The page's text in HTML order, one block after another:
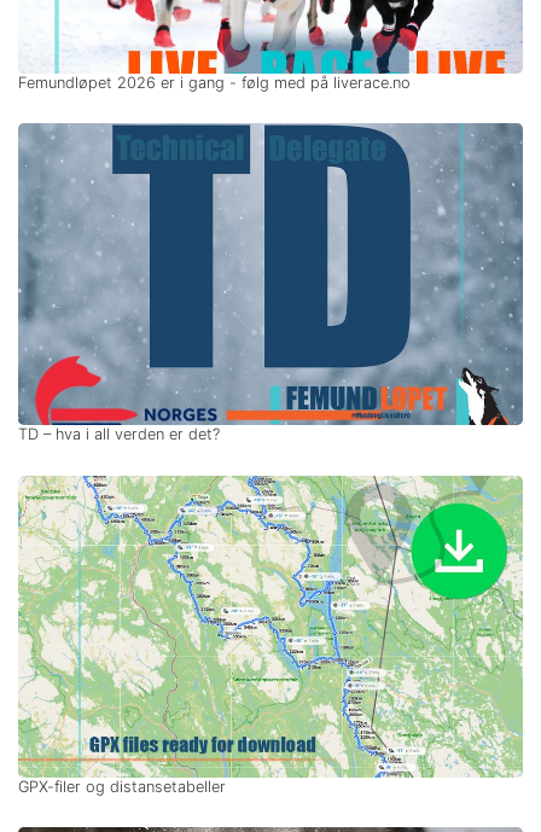
Femundløpet 2026 er i gang - følg med på liverace.no
TD – hva i all verden er det?
GPX-filer og distansetabeller